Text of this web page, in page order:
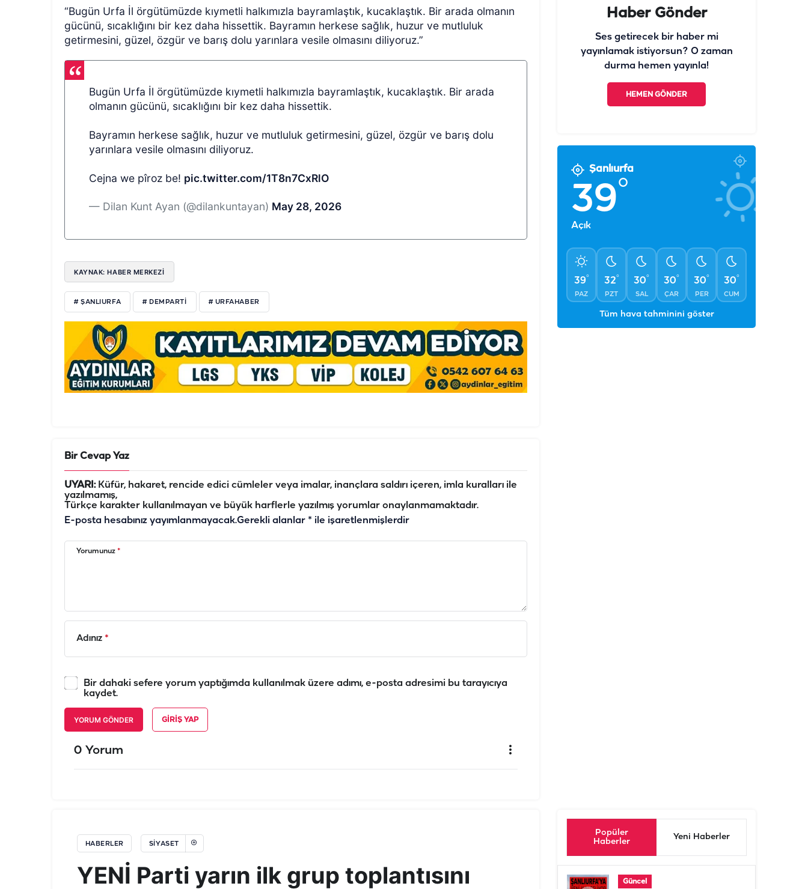
“Bugün Urfa İl örgütümüzde kıymetli halkımızla bayramlaştık, kucaklaştık. Bir arada olmanın
gücünü, sıcaklığını bir kez daha hissettik. Bayramın herkese sağlık, huzur ve mutluluk
getirmesini, güzel, özgür ve barış dolu yarınlara vesile olmasını diliyoruz.”
Bugün Urfa İl örgütümüzde kıymetli halkımızla bayramlaştık, kucaklaştık. Bir arada
olmanın gücünü, sıcaklığını bir kez daha hissettik.
Bayramın herkese sağlık, huzur ve mutluluk getirmesini, güzel, özgür ve barış dolu
yarınlara vesile olmasını diliyoruz.
Cejna we pîroz be! pic.twitter.com/1T8n7CxRlO
— Dilan Kunt Ayan (@dilankuntayan) May 28, 2026
KAYNAK: HABER MERKEZİ
# ŞANLIURFA # DEMPARTI # URFAHABER
Bir Cevap Yaz
UYARI:Küfür, hakaret, rencide edici cümleler veya imalar, inançlara saldırı içeren, imla kuralları ile
yazılmamış,
Türkçe karakter kullanılmayan ve büyük harflerle yazılmış yorumlar onaylanmamaktadır.
E-posta hesabınız yayımlanmayacak.Gerekli alanlar * ile işaretlenmişlerdir
Yorumunuz *
Adınız *
Bir dahaki sefere yorum yaptığımda kullanılmak üzere adımı, e-posta adresimi bu tarayıcıya
kaydet.
YORUM GÖNDER GIRIŞ YAP
0 Yorum
Haber Gönder
Ses getirecek bir haber mi
yayınlamak istiyorsun? O zaman
durma hemen yayınla!
HEMEN GÖNDER
Şanlıurfa
39°
Açık
39°
PAZ
32°
PZT
30°
SAL
30°
ÇAR
30°
PER
30°
CUM
Tüm hava tahminini göster
HABERLER SIYASET
YENİ Parti yarın ilk grup toplantısını
Popüler
Haberler
Yeni Haberler
Güncel